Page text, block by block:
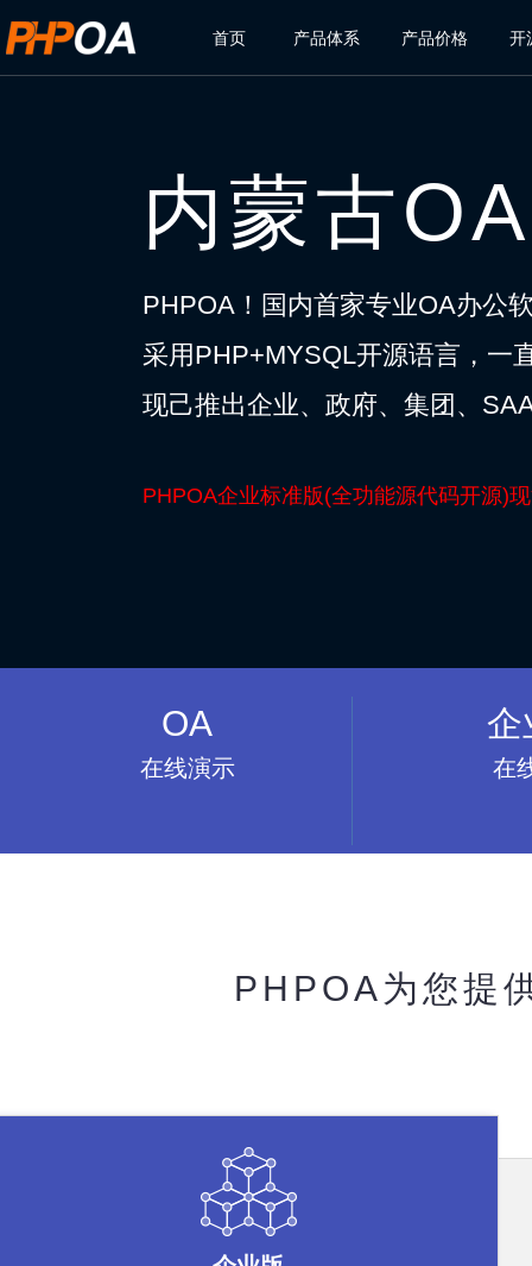
首页 产品体系 产品价格 开
内蒙古
PHPOA！国内首家专业OA办公
采用PHP+MYSQL开源语言，一
现己推出企业、政府、集团、
PHPOA企业标准版(全功能源代码开源)
OA
在线演示
企
在
PHPOA为您提